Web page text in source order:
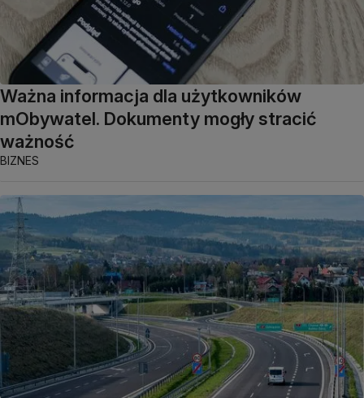
Ważna informacja dla użytkowników
mObywatel. Dokumenty mogły stracić
ważność
BIZNES